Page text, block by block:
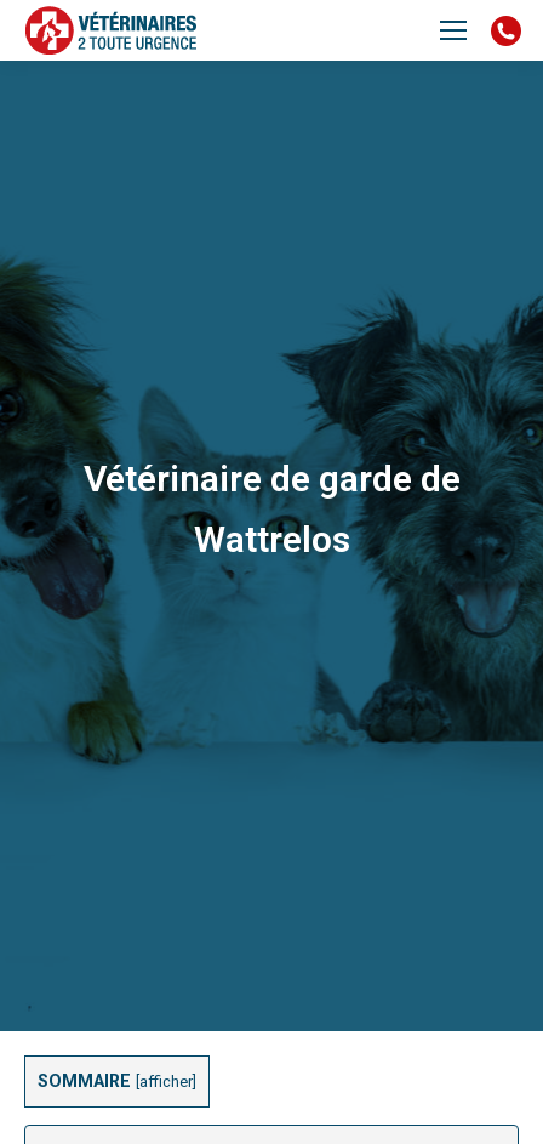
SOMMAIRE afficher
Vétérinaire de garde de
Wattrelos